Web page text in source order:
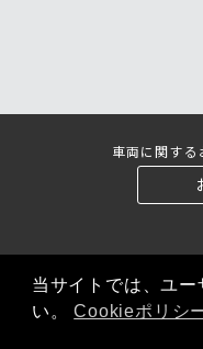
車両に関す
当サイトでは、ユ
い。Cookieポリシ